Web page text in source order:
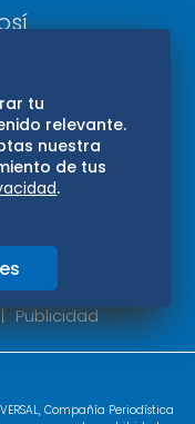
Publicidad
Compañía Periodística
tu
relevante.
nuestra
de tus
.